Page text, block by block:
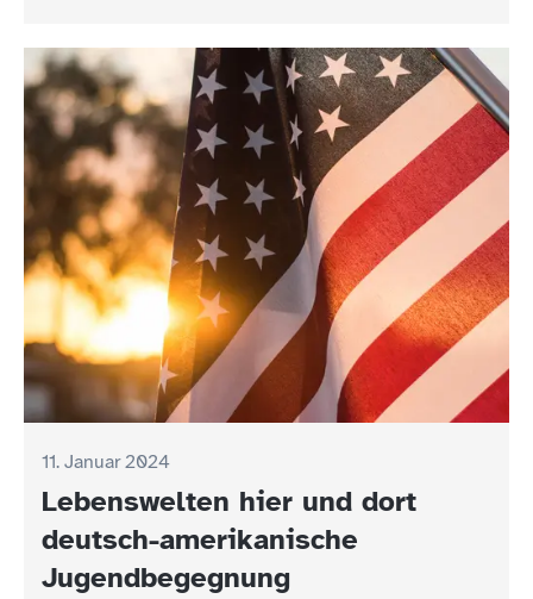
11. Januar 2024
Lebenswelten hier und dort
deutsch-amerikanische
Jugendbegegnung